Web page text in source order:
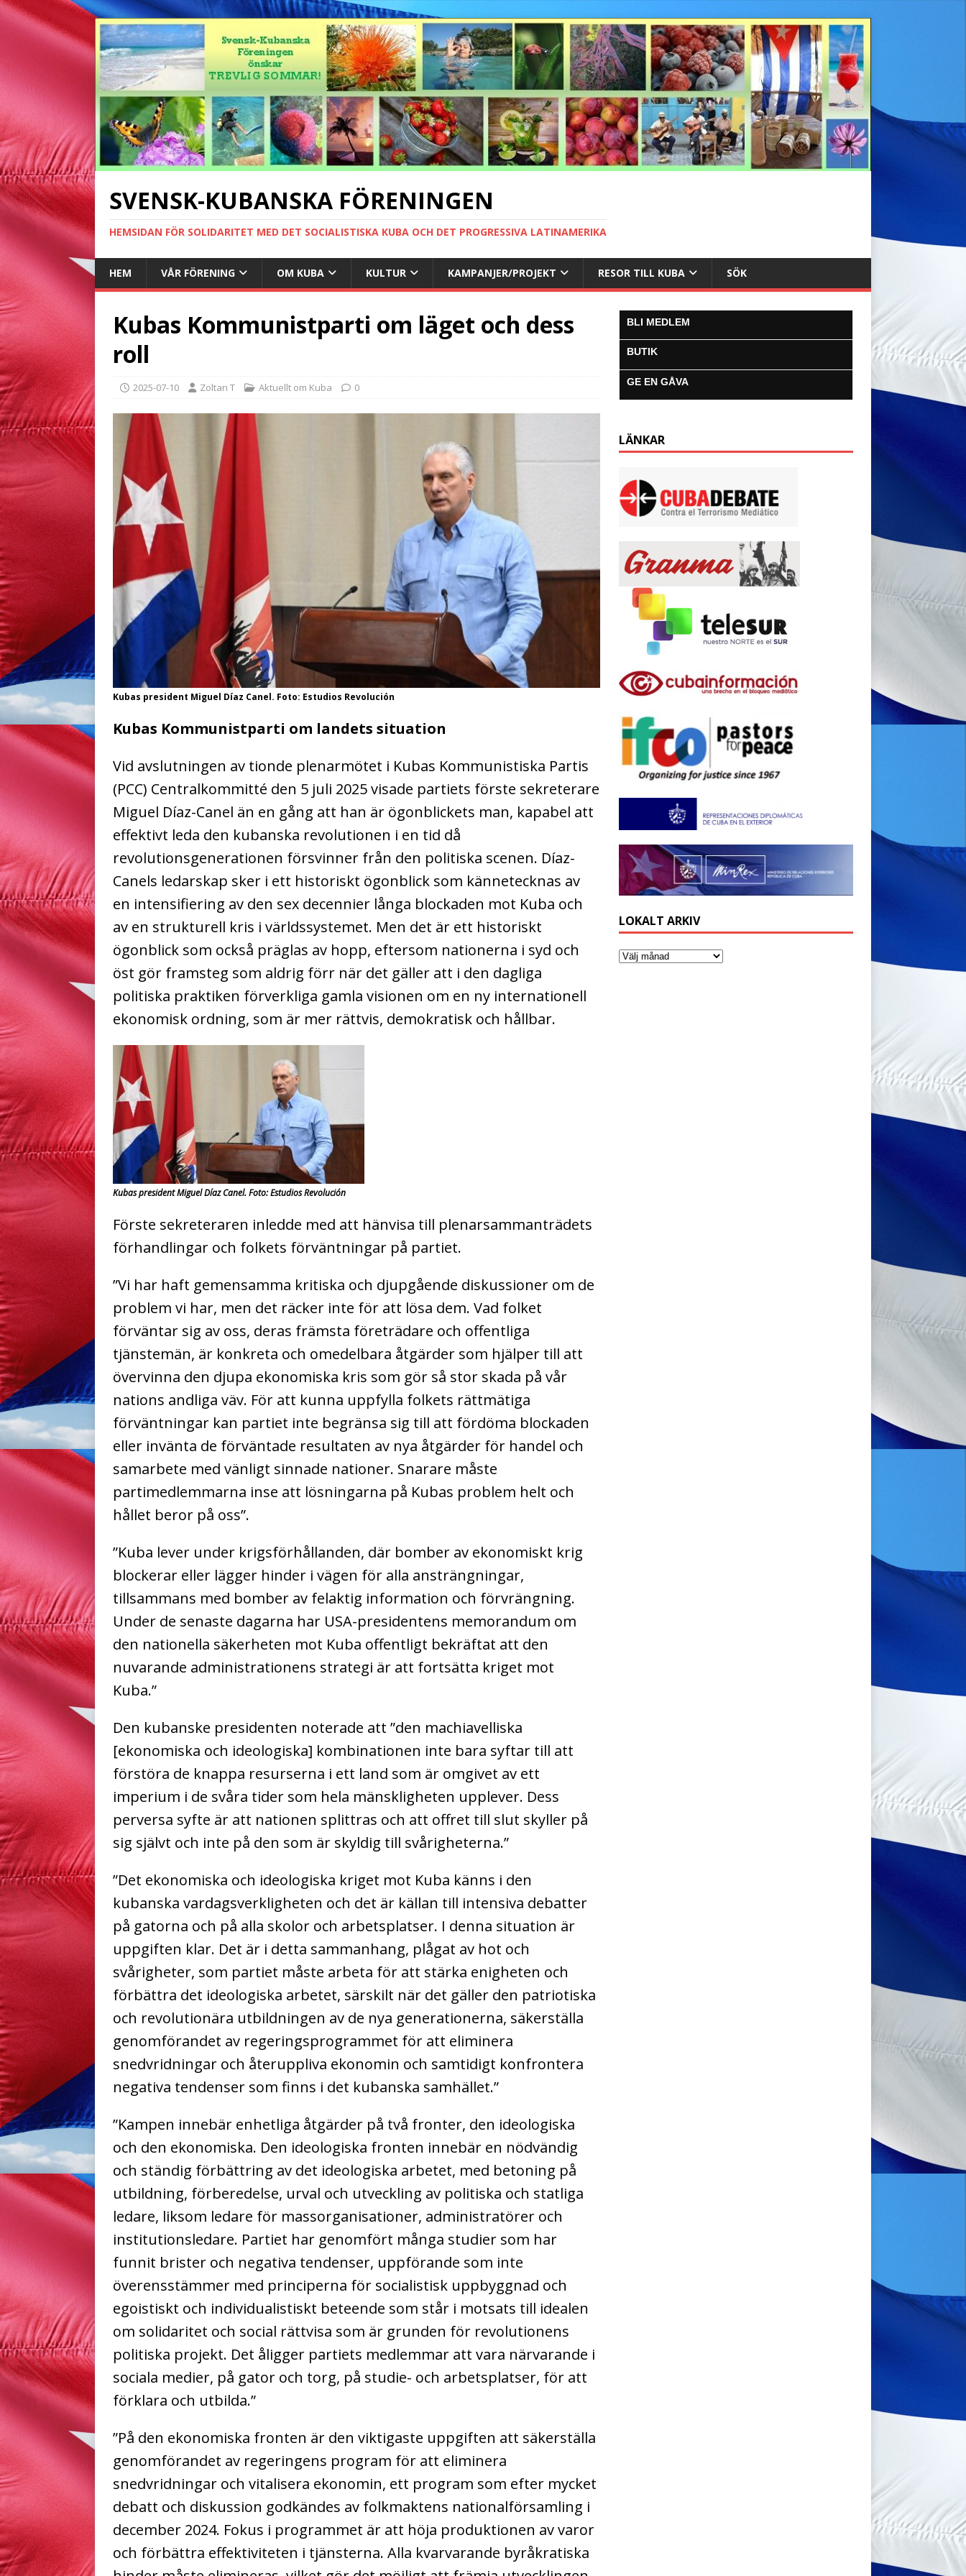
SVENSK-KUBANSKA FÖRENINGEN
HEMSIDAN FÖR SOLIDARITET MED DET SOCIALISTISKA KUBA OCH DET PROGRESSIVA LATINAMERIKA
HEM VÅR FÖRENING OM KUBA KULTUR KAMPANJER/PROJEKT RESOR TILL KUBA SÖK
Kubas Kommunistparti om läget och dess
roll
2025-07-10 Zoltan T Aktuellt om Kuba 0
Kubas president Miguel Díaz Canel. Foto: Estudios Revolución
Kubas Kommunistparti om landets situation
Vid avslutningen av tionde plenarmötet i Kubas Kommunistiska Partis
(PCC) Centralkommitté den 5 juli 2025 visade partiets förste sekreterare
Miguel Díaz-Canel än en gång att han är ögonblickets man, kapabel att
effektivt leda den kubanska revolutionen i en tid då
revolutionsgenerationen försvinner från den politiska scenen. Díaz-
Canels ledarskap sker i ett historiskt ögonblick som kännetecknas av
en intensifiering av den sex decennier långa blockaden mot Kuba och
av en strukturell kris i världssystemet. Men det är ett historiskt
ögonblick som också präglas av hopp, eftersom nationerna i syd och
öst gör framsteg som aldrig förr när det gäller att i den dagliga
politiska praktiken förverkliga gamla visionen om en ny internationell
ekonomisk ordning, som är mer rättvis, demokratisk och hållbar.
Kubas president Miguel Díaz Canel. Foto: Estudios Revolución
Förste sekreteraren inledde med att hänvisa till plenarsammanträdets
förhandlingar och folkets förväntningar på partiet.
”Vi har haft gemensamma kritiska och djupgående diskussioner om de
problem vi har, men det räcker inte för att lösa dem. Vad folket
förväntar sig av oss, deras främsta företrädare och offentliga
tjänstemän, är konkreta och omedelbara åtgärder som hjälper till att
övervinna den djupa ekonomiska kris som gör så stor skada på vår
nations andliga väv. För att kunna uppfylla folkets rättmätiga
förväntningar kan partiet inte begränsa sig till att fördöma blockaden
eller invänta de förväntade resultaten av nya åtgärder för handel och
samarbete med vänligt sinnade nationer. Snarare måste
partimedlemmarna inse att lösningarna på Kubas problem helt och
hållet beror på oss”.
”Kuba lever under krigsförhållanden, där bomber av ekonomiskt krig
blockerar eller lägger hinder i vägen för alla ansträngningar,
tillsammans med bomber av felaktig information och förvrängning.
Under de senaste dagarna har USA-presidentens memorandum om
den nationella säkerheten mot Kuba offentligt bekräftat att den
nuvarande administrationens strategi är att fortsätta kriget mot
Kuba.”
Den kubanske presidenten noterade att ”den machiavelliska
[ekonomiska och ideologiska] kombinationen inte bara syftar till att
förstöra de knappa resurserna i ett land som är omgivet av ett
imperium i de svåra tider som hela mänskligheten upplever. Dess
perversa syfte är att nationen splittras och att offret till slut skyller på
sig självt och inte på den som är skyldig till svårigheterna.”
”Det ekonomiska och ideologiska kriget mot Kuba känns i den
kubanska vardagsverkligheten och det är källan till intensiva debatter
på gatorna och på alla skolor och arbetsplatser. I denna situation är
uppgiften klar. Det är i detta sammanhang, plågat av hot och
svårigheter, som partiet måste arbeta för att stärka enigheten och
förbättra det ideologiska arbetet, särskilt när det gäller den patriotiska
och revolutionära utbildningen av de nya generationerna, säkerställa
genomförandet av regeringsprogrammet för att eliminera
snedvridningar och återuppliva ekonomin och samtidigt konfrontera
negativa tendenser som finns i det kubanska samhället.”
”Kampen innebär enhetliga åtgärder på två fronter, den ideologiska
och den ekonomiska. Den ideologiska fronten innebär en nödvändig
och ständig förbättring av det ideologiska arbetet, med betoning på
utbildning, förberedelse, urval och utveckling av politiska och statliga
ledare, liksom ledare för massorganisationer, administratörer och
institutionsledare. Partiet har genomfört många studier som har
funnit brister och negativa tendenser, uppförande som inte
överensstämmer med principerna för socialistisk uppbyggnad och
egoistiskt och individualistiskt beteende som står i motsats till idealen
om solidaritet och social rättvisa som är grunden för revolutionens
politiska projekt. Det åligger partiets medlemmar att vara närvarande i
sociala medier, på gator och torg, på studie- och arbetsplatser, för att
förklara och utbilda.”
”På den ekonomiska fronten är den viktigaste uppgiften att säkerställa
genomförandet av regeringens program för att eliminera
snedvridningar och vitalisera ekonomin, ett program som efter mycket
debatt och diskussion godkändes av folkmaktens nationalförsamling i
december 2024. Fokus i programmet är att höja produktionen av varor
och förbättra effektiviteten i tjänsterna. Alla kvarvarande byråkratiska
BLI MEDLEM
BUTIK
GE EN GÅVA
LÄNKAR
LOKALT ARKIV